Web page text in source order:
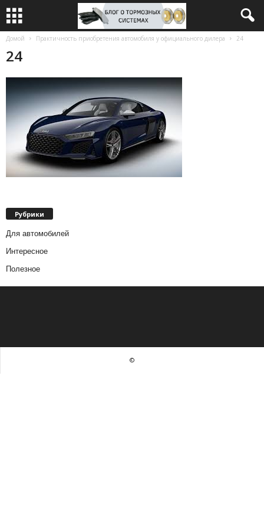
Домой Практичность приобретения автомобиля у официального дилера 24
24
Рубрики
Для автомобилей
Интересное
Полезное
©